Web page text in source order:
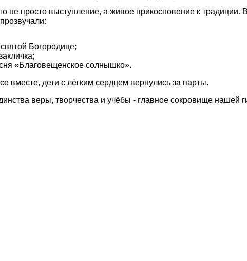
не просто выступление, а живое прикосновение к традиции.
Богородице;
«Благовещенское солнышко».
вместе, дети с лёгким сердцем вернулись за парты.
веры, творчества и учёбы - главное сокровище нашей